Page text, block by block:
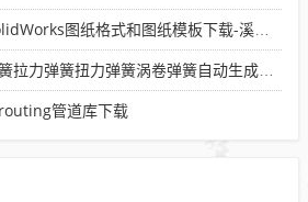
图纸格式和图纸模板下载-溪风专用版
弹簧扭力弹簧涡卷弹簧自动生成宏程序下载
管道库下载